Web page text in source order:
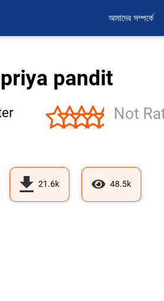
আমাদের সম্পর্কে
pandit
Not
21.6k 48.5k